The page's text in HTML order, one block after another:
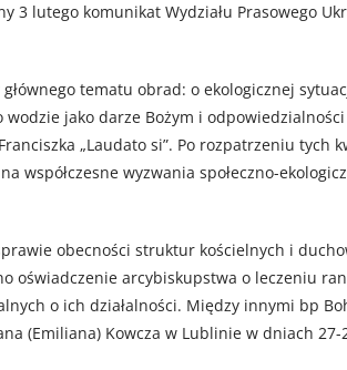
3 lutego komunikat Wydziału Prasowego
tematu obrad: o ekologicznej
jako darze Bożym i odpowiedzialności
„Laudato si”. Po rozpatrzeniu tych
współczesne wyzwania społeczno-
obecności struktur kościelnych i
oświadczenie arcybiskupstwa o leczeniu
o ich działalności. Między innymi bp
(Emiliana) Kowcza w Lublinie w dniach